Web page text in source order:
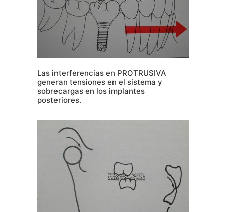
Las interferencias en PROTRUSIVA
generan tensiones en el sistema y
sobrecargas en los implantes
posteriores.